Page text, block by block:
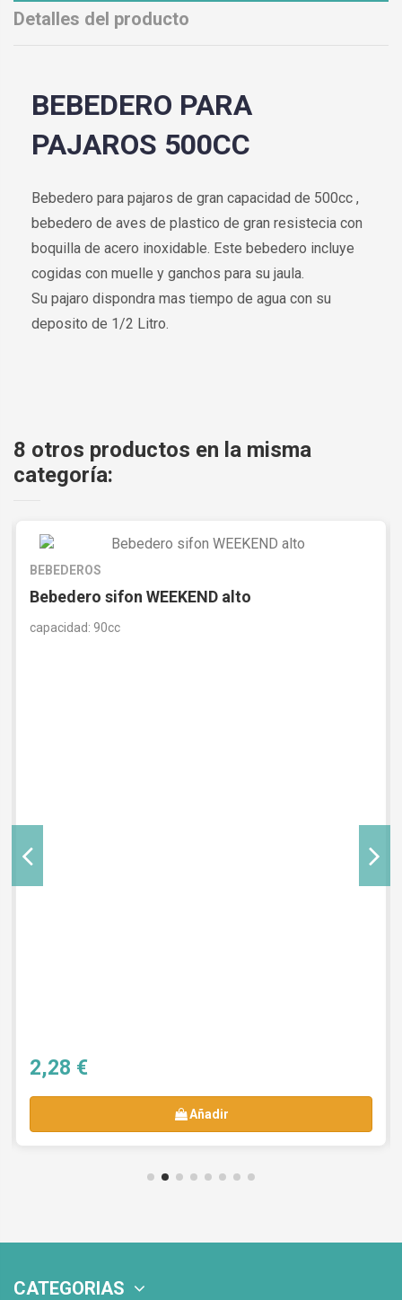
Detalles del producto
BEBEDERO PARA
PAJAROS 500CC
Bebedero para pajaros de gran capacidad de 500cc ,
bebedero de aves de plastico de gran resistecia con
boquilla de acero inoxidable. Este bebedero incluye
cogidas con muelle y ganchos para su jaula.
Su pajaro dispondra mas tiempo de agua con su
deposito de 1/2 Litro.
8 otros productos en la misma
categoría:
BEBEDEROS
Bebedero sifon WEEKEND alto
capacidad: 90cc
2,28 €
Añadir
CATEGORIAS